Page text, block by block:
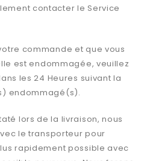
contacter le Service
commande et que vous
est endommagée, veuillez
les 24 Heures suivant la
endommagé(s).
lors de la livraison, nous
le transporteur pour
rapidement possible avec